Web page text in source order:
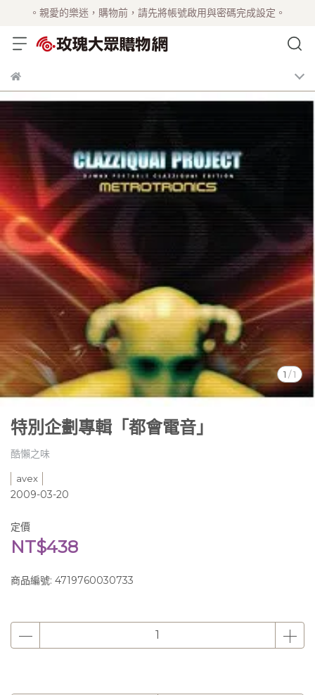
。親愛的樂迷，購物前，請先將帳號啟用與密碼完成設定。
1 /1
特別企劃專輯「都會電音」
酷懶之味
avex
2009-03-20
定價
NT$438
商品編號: 4719760030733